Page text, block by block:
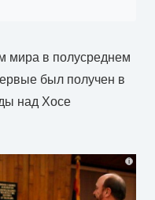
мира в полусреднем
был получен в
над Хосе
i